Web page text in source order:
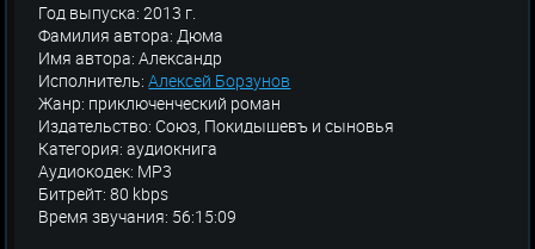
Год выпуска: 2013 г.
Фамилия автора: Дюма
Имя автора: Александр
Исполнитель:Алексей Борзунов
Жанр: приключенческий роман
Издательство: Союз, Покидышевъ и сыновья
Категория: аудиокнига
Аудиокодек: MP3
Битрейт: 80 kbps
Время звучания: 56:15:09